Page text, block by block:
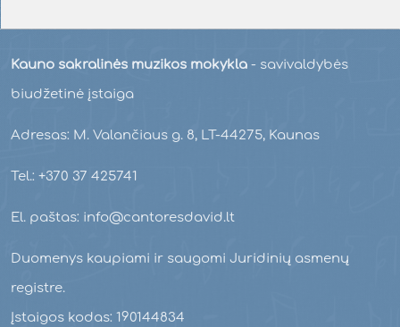
Kauno sakralinės muzikos mokykla - savivaldybės
biudžetinė įstaiga
Adresas: M. Valančiaus g. 8, LT-44275, Kaunas
Tel.: +370 37 425741
El. paštas: info@cantoresdavid.lt
Duomenys kaupiami ir saugomi Juridinių asmenų
registre.
Įstaigos kodas: 190144834